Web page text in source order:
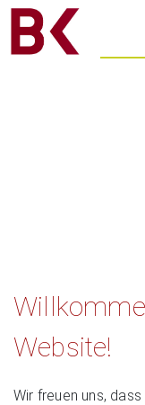
Website!
Wir freuen uns,